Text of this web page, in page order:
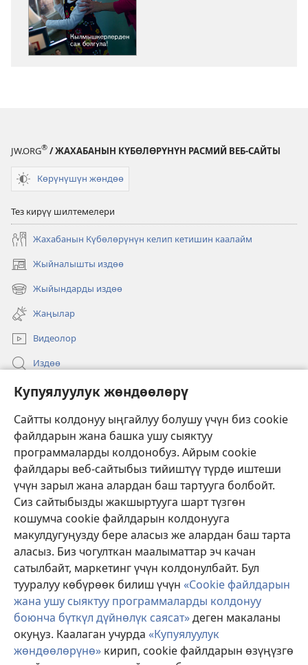
Купуялуулук жөндөөлөрү
Сайтты колдонуу ыңгайлуу болушу үчүн биз cookie
файлдарын жана башка ушу сыяктуу
программаларды колдонобуз. Айрым cookie
файлдары веб-сайтыбыз тийиштүү түрдө иштеши
үчүн зарыл жана алардан баш тартууга болбойт.
Сиз сайтыбызды жакшыртууга шарт түзгөн
кошумча cookie файлдарын колдонууга
макулдугуңузду бере аласыз же алардан баш тарта
аласыз. Биз чогулткан маалыматтар эч качан
сатылбайт, маркетинг үчүн колдонулбайт. Бул
тууралуу көбүрөөк билиш үчүн «Cookie файлдарын
жана ушу сыяктуу программаларды колдонуу
боюнча бүткүл дүйнөлүк саясат»деген макаланы
окуңуз. Каалаган учурда «Купуялуулук
жөндөөлөрүнө» кирип, cookie файлдарын өзүңүзгө
JW.ORG® / ЖАХАБАНЫН КҮБӨЛӨРҮНҮН РАСМИЙ ВЕБ-САЙТЫ
Көрүнүшүн жөндөө
Тез кирүү шилтемелери
Жахабанын Күбөлөрүнүн келип кетишин каалайм
Жыйналышты издөө
(жаңы
терезе
ачат)
Жыйындарды издөө
(жаңы
терезе
ачат)
Жаңылар
Видеолор
Издөө
Бийлик өкүлдөрү үчүн маалымат
Тартуулар
(жаңы
терезе
ачат)
ОНЛАЙН КИТЕПКАНА
(жаңы
терезе
ачат) JW Hub
(жаңы
терезе
ачат) JW Library
Watchtower Library
Copyright© 2026 Watch Tower Bible and Tract Society of Pennsylvania.
КОЛДОНУУ ШАРТТАРЫ
КУПУЯЛУУЛУК САЯСАТЫ